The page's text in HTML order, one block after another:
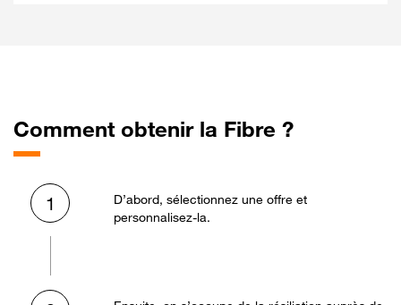
Comment obtenir la Fibre ?
1
D’abord, sélectionnez une offre et
personnalisez-la.